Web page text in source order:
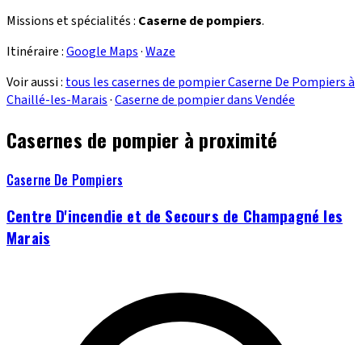
Missions et spécialités : Caserne de pompiers.
Itinéraire :Google Maps·Waze
Voir aussi : tous les casernes de pompier Caserne De Pompiers à
Chaillé-les-Marais·Caserne de pompier dans Vendée
Casernes de pompier à proximité
Caserne De Pompiers
Centre D'incendie et de Secours de Champagné les
Marais